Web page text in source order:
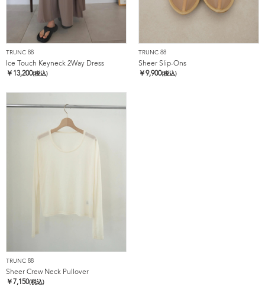
TRUNC 88
Ice Touch Keyneck 2Way Dress
￥ 13,200(税込)
TRUNC 88
Sheer Slip-Ons
￥9,900(税込)
TRUNC 88
Sheer Crew Neck Pullover
￥ 7,150(税込)